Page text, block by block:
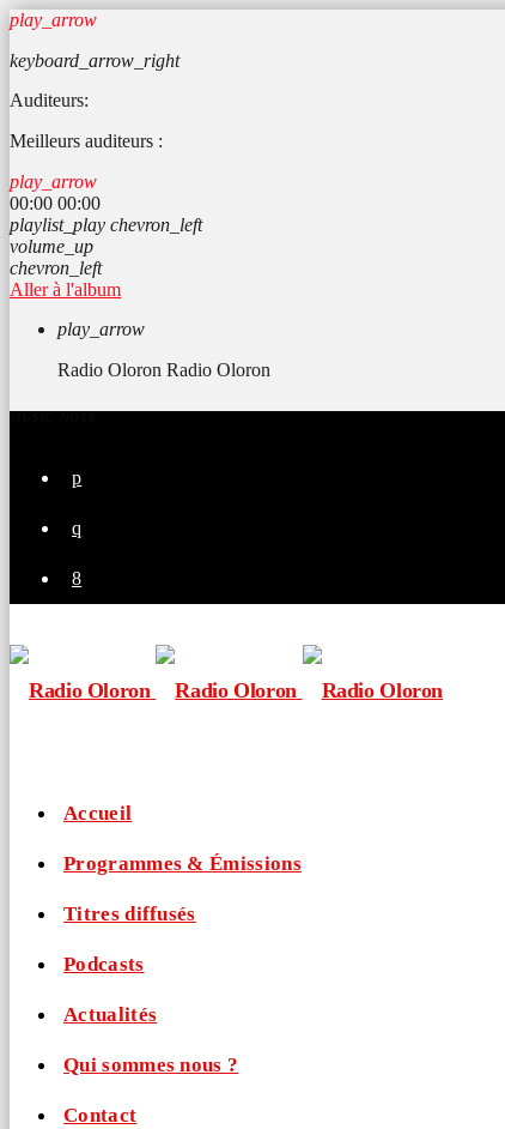
play_arrow
keyboard_arrow_right
Auditeurs:
Meilleurs auditeurs :
play_arrow
00:00 00:00
playlist_play chevron_left
volume_up
chevron_left
Aller à l'album
play_arrow
Radio Oloron Radio Oloron
Accueil
Programmes & Émissions
Titres diffusés
Podcasts
Actualités
Qui sommes nous ?
Contact